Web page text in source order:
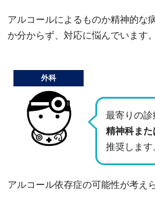
アルコールによるものか精神的な
か分からず、対応に悩んでいます。
最寄りの
精神科ま
推奨します
外科
アルコール依存症の可能性が考え